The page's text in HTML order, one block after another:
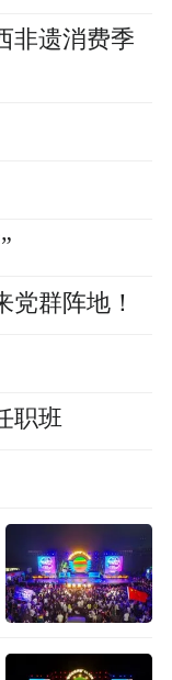
非遗消费季
党群阵地！
职班